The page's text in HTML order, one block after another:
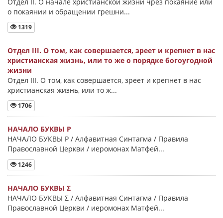
о покаянии и обращении грешни...
1319
Отдел III. О том, как совершается, зреет и крепнет в нас
христианская жизнь, или то же о порядке богоугодной
жизни
Отдел III. О том, как совершается, зреет и крепнет в нас
христианская жизнь, или то ж...
1706
НАЧАЛО БУКВЫ Ρ
НАЧАЛО БУКВЫ Ρ / Алфавитная Синтагма / Правила
Православной Церкви / иеромонах Матфей...
1246
НАЧАЛО БУКВЫ Σ
НАЧАЛО БУКВЫ Σ / Алфавитная Синтагма / Правила
Православной Церкви / иеромонах Матфей...